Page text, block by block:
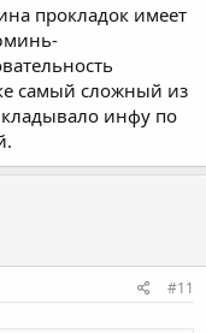
прокладок имеет
самый сложный из
инфу по
#11